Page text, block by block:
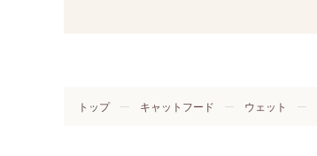
トップ キャットフード ウェット